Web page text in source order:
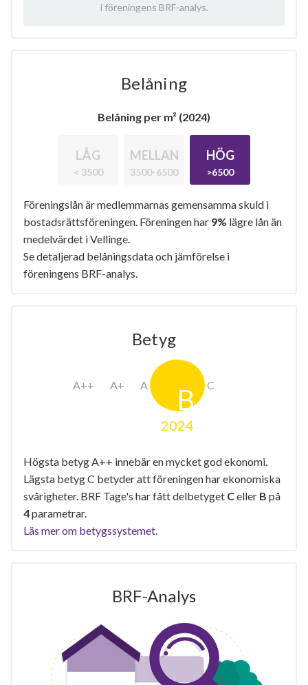
i föreningens BRF-analys.
Belåning
Belåning per m² (2024)
LÅG
< 3500
MELLAN
3500-6500
HÖG
>6500
Föreningslån är medlemmarnas gemensamma skuld i
bostadsrättsföreningen. Föreningen har 9% lägre lån än
medelvärdet i Vellinge.
Se detaljerad belåningsdata och jämförelse i
föreningens BRF-analys.
Betyg
2024
Högsta betyg A++ innebär en mycket god ekonomi.
Lägsta betyg C betyder att föreningen har ekonomiska
svårigheter. BRF Tage's har fått delbetyget Celler B på
4parametrar.
Läs mer om betygssystemet.
BRF-Analys